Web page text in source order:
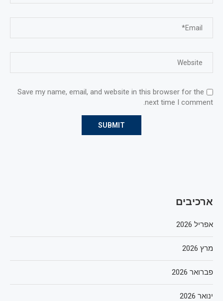
Save my name, email, and website in this browser for the
next time I comment.
ארכיבים
אפריל 2026
מרץ 2026
פברואר 2026
ינואר 2026